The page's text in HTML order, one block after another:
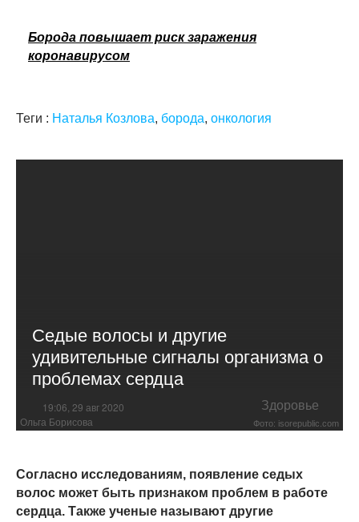
Борода повышает риск заражения
коронавирусом
Теги : Наталья Козлова, борода, онкология
Седые волосы и другие
удивительные сигналы организма о
проблемах сердца
19:06, 29 авг 2020 Здоровье
Ольга Борисова Фото: isorepublic.com
Согласно исследованиям, появление седых
волос может быть признаком проблем в работе
сердца. Также ученые называют другие